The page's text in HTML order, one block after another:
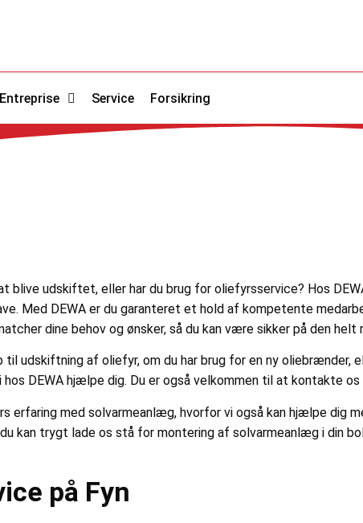
Entreprise Service Forsikring
blive udskiftet, eller har du brug for oliefyrsservice? Hos
Med DEWA er du garanteret et hold af kompetente
dine behov og ønsker, så du kan være sikker på den
udskiftning af oliefyr, om du har brug for en ny
hos DEWA hjælpe dig. Du er også velkommen til at kontakte
erfaring med solvarmeanlæg, hvorfor vi også kan hjælpe
kan trygt lade os stå for montering af solvarmeanlæg i din
på Fyn